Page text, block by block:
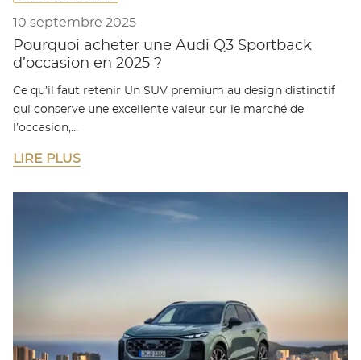
10 septembre 2025
Pourquoi acheter une Audi Q3 Sportback
d’occasion en 2025 ?
Ce qu’il faut retenir Un SUV premium au design distinctif
qui conserve une excellente valeur sur le marché de
l’occasion,…
LIRE PLUS